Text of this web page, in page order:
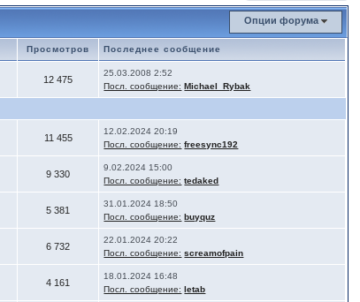
Опции форума
Просмотров Последнее сообщение
12 475
25.03.2008 2:52
Посл. сообщение: Michael_Rybak
11 455
12.02.2024 20:19
Посл. сообщение: freesync192
9 330
9.02.2024 15:00
Посл. сообщение: tedaked
5 381
31.01.2024 18:50
Посл. сообщение: buyquz
6 732
22.01.2024 20:22
Посл. сообщение: screamofpain
4 161
18.01.2024 16:48
Посл. сообщение: letab